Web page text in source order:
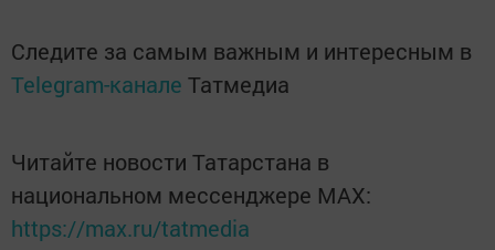
Следите за самым важным и интересным в
Telegram-канале Татмедиа
Читайте новости Татарстана в
национальном мессенджере MАХ:
https://max.ru/tatmedia